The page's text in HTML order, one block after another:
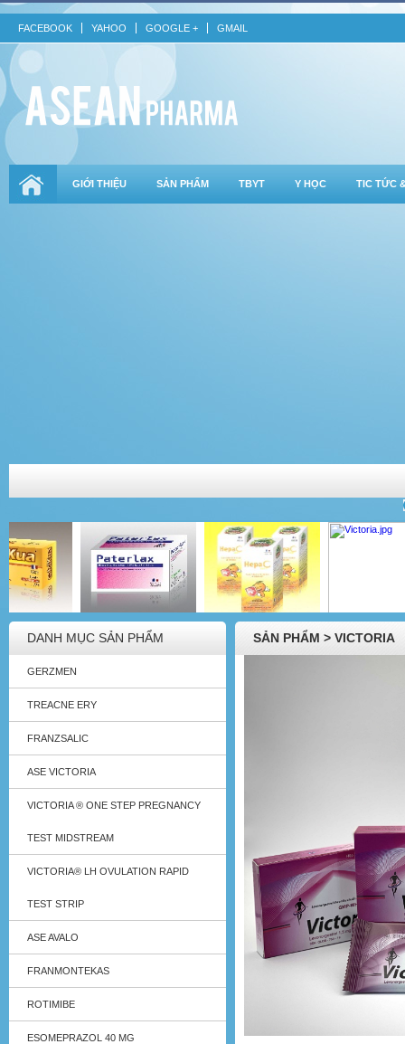
FACEBOOK YAHOO GOOGLE + GMAIL
GIỚI THIỆU SẢN PHẨM TBYT Y HỌC TIC TỨC
DANH MỤC SẢN PHẨM
GERZMEN
TREACNE ERY
FRANZSALIC
ASE VICTORIA
VICTORIA ® ONE STEP PREGNANCY
TEST MIDSTREAM
VICTORIA® LH OVULATION RAPID
TEST STRIP
ASE AVALO
FRANMONTEKAS
ROTIMIBE
ESOMEPRAZOL 40 MG
SẢN PHẨM > VICTORIA